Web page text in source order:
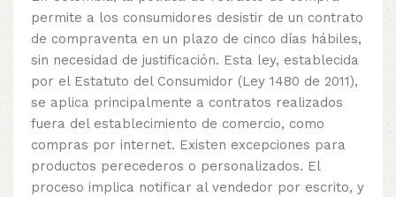
permite a los consumidores desistir de un contrato
de compraventa en un plazo de cinco días hábiles,
sin necesidad de justificación. Esta ley, establecida
por el Estatuto del Consumidor (Ley 1480 de 2011),
se aplica principalmente a contratos realizados
fuera del establecimiento de comercio, como
compras por internet. Existen excepciones para
productos perecederos o personalizados. El
proceso implica notificar al vendedor por escrito, y